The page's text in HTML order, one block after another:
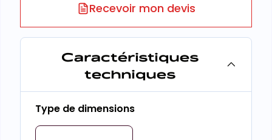
Recevoir mon devis
Caractéristiques
techniques
Type de dimensions